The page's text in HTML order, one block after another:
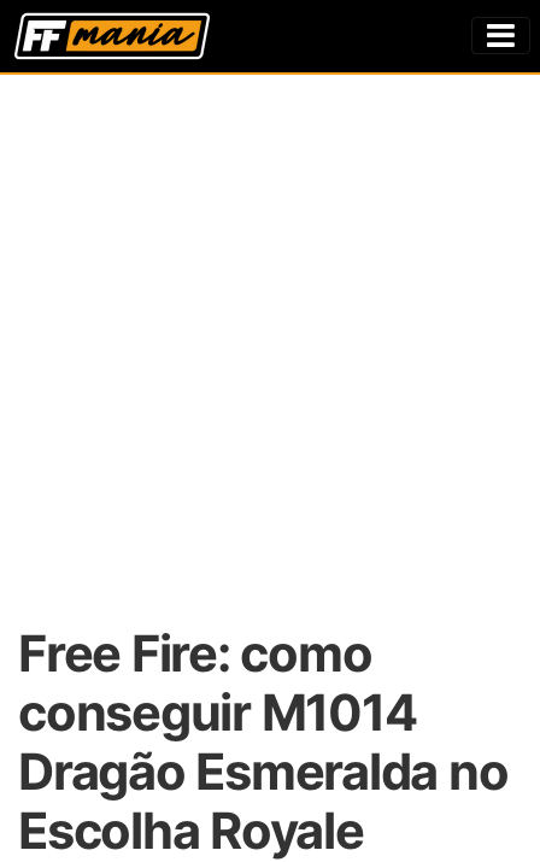
Free Fire: como
conseguir M1014
Dragão Esmeralda no
Escolha Royale